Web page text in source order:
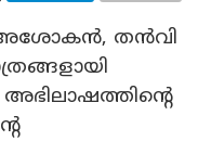
തൻവി